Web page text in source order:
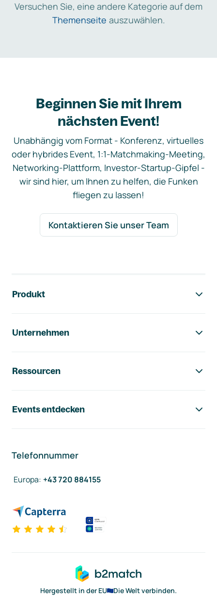
Versuchen Sie, eine andere Kategorie auf dem
Themenseite auszuwählen.
Beginnen Sie mit Ihrem
nächsten Event!
Unabhängig vom Format - Konferenz, virtuelles
oder hybrides Event, 1:1-Matchmaking-Meeting,
Networking-Plattform, Investor-Startup-Gipfel -
wir sind hier, um Ihnen zu helfen, die Funken
fliegen zu lassen!
Kontaktieren Sie unser Team
Produkt
Unternehmen
Ressourcen
Events entdecken
Telefonnummer
Europa: +43 720 884155
Hergestellt in der EU
Die Welt verbinden.